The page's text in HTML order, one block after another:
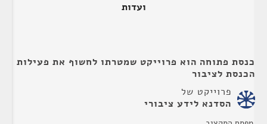
ועדות
כנסת פתוחה הוא פרוייקט שמטרתו לחשוף את פעילות
הכנסת לציבור
פרוייקט של
הסדנא לידע ציבורי